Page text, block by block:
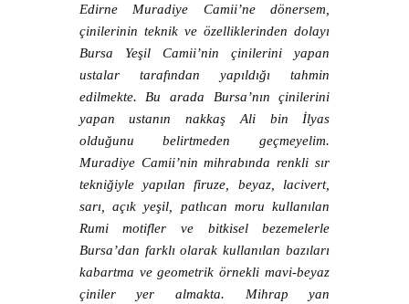
Edirne Muradiye Camii’ne dönersem,
çinilerinin teknik ve özelliklerinden dolayı
Bursa Yeşil Camii’nin çinilerini yapan
ustalar tarafından yapıldığı tahmin
edilmekte. Bu arada Bursa’nın çinilerini
yapan ustanın nakkaş Ali bin İlyas
olduğunu belirtmeden geçmeyelim.
Muradiye Camii’nin mihrabında renkli sır
tekniğiyle yapılan firuze, beyaz, lacivert,
sarı, açık yeşil, patlıcan moru kullanılan
Rumi motifler ve bitkisel bezemelerle
Bursa’dan farklı olarak kullanılan bazıları
kabartma ve geometrik örnekli mavi-beyaz
çiniler yer almakta. Mihrap yan